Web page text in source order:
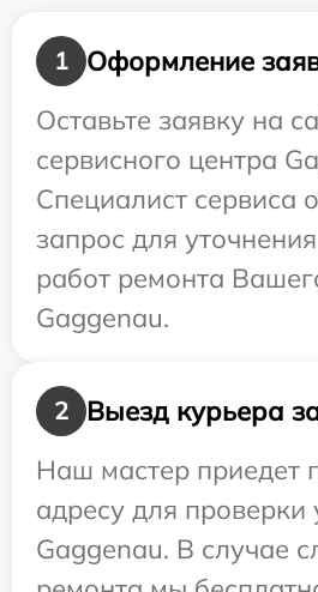
1
Оформление
Оставьте заявку на
сервисного центра
Специалист сервиса
запрос для
работ ремонта
Gaggenau.
2
Выезд курьера
Наш мастер приедет
адресу для проверки
Gaggenau. В случае